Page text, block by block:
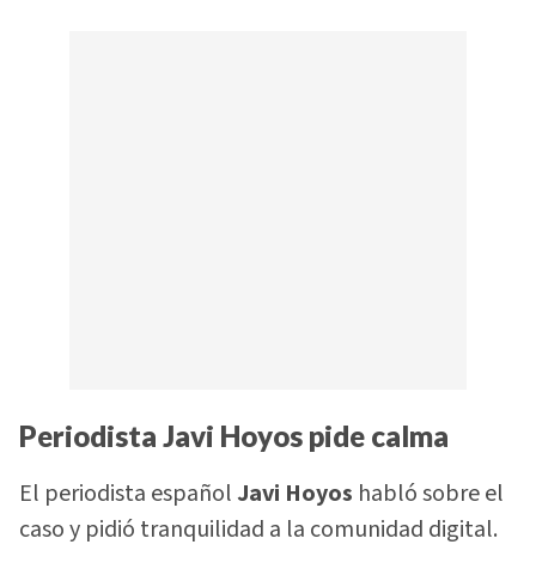
Periodista Javi Hoyos pide calma
El periodista españolJavi Hoyos habló sobre el
caso y pidió tranquilidad a la comunidad digital.